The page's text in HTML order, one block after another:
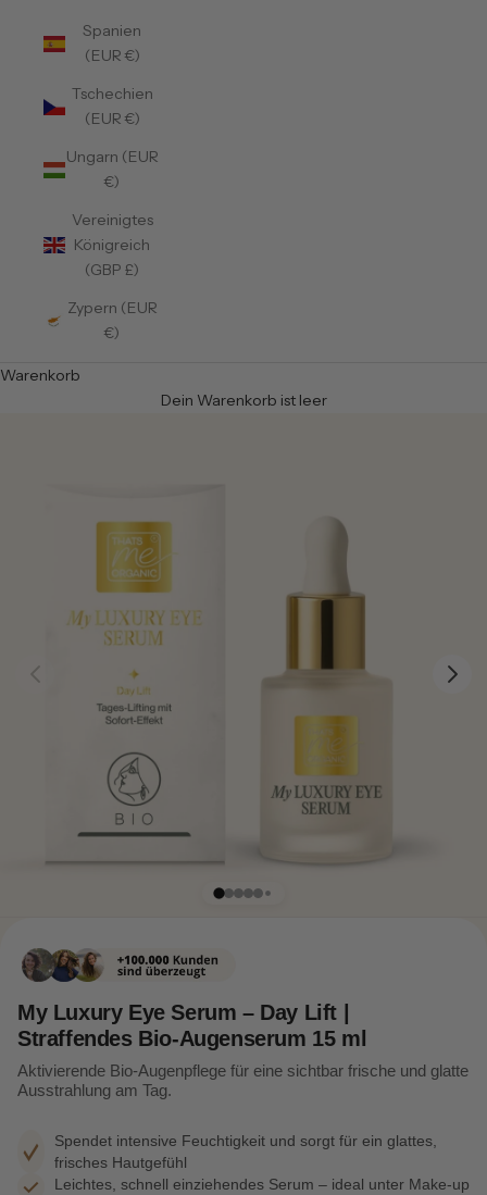
Spanien
(EUR €)
Tschechien
(EUR €)
Ungarn (EUR
€)
Vereinigtes
Königreich
(GBP £)
Zypern (EUR
€)
Warenkorb
Dein Warenkorb ist leer
My Luxury Eye Serum – Day Lift |
Straffendes Bio-Augenserum 15 ml
Aktivierende Bio-Augenpflege für eine sichtbar frische und glatte
Ausstrahlung am Tag.
Spendet intensive Feuchtigkeit und sorgt für ein glattes,
frisches Hautgefühl
Leichtes, schnell einziehendes Serum – ideal unter Make-up